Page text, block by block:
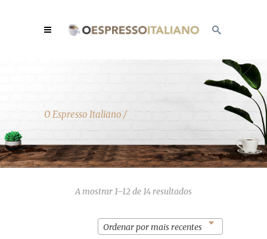
O Espresso Italiano/
A mostrar 1–12 de 14 resultadosOrdenado
recentes
Ordenar por mais recentes